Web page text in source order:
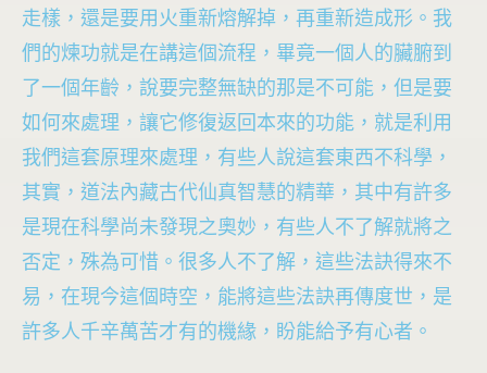
走樣，還是要用火重新熔解掉，再重新造成形。我
們的煉功就是在講這個流程，畢竟一個人的臟腑到
了一個年齡，說要完整無缺的那是不可能，但是要
如何來處理，讓它修復返回本來的功能，就是利用
我們這套原理來處理，有些人說這套東西不科學，
其實，道法內藏古代仙真智慧的精華，其中有許多
是現在科學尚未發現之奧妙，有些人不了解就將之
否定，殊為可惜。很多人不了解，這些法訣得來不
易，在現今這個時空，能將這些法訣再傳度世，是
許多人千辛萬苦才有的機緣，盼能給予有心者。